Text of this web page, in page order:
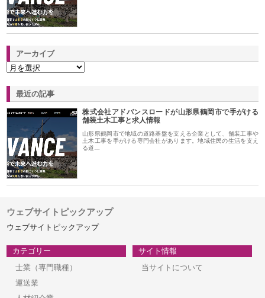
アーカイブ
最近の記事
株式会社アドバンスロードが山形県鶴岡市で手がける
舗装土木工事と求人情報
山形県鶴岡市で地域の道路基盤を支える企業として、舗装工事や
土木工事を手がける専門会社があります。地域住民の生活を支え
る道…
ウェブサイトピックアップ
ウェブサイトピックアップ
カテゴリー
士業（専門職種）
運送業
サイト情報
当サイトについて